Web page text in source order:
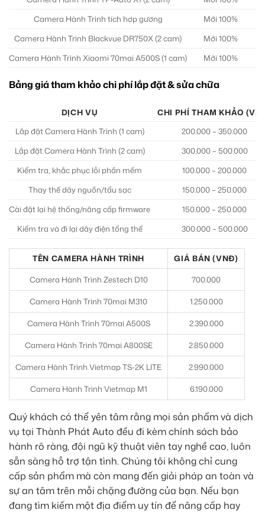
Camera Hành Trình tích hợp gương
Mới 100%
Camera Hành Trình Blackvue DR750X (2 cam)
Mới 100%
Camera Hành Trình Xiaomi 70mai A500S (1 cam)
Mới 100%
Bảng giá tham khảo chi phí lắp đặt & sửa chữa
DỊCH VỤ
CHI PHÍ THAM KHẢO
Lắp đặt Camera Hành Trình (1 cam)
200.000 – 350.000
Lắp đặt Camera Hành Trình (2 cam)
300.000 – 500.000
Kiểm tra, khắc phục lỗi phần mềm
100.000 – 200.000
Thay thế dây nguồn/tẩu sạc
150.000 – 250.000
Cài đặt lại hệ thống/nâng cấp firmware
150.000 – 250.000
Kiểm tra và đi lại dây điện tổng thể
300.000 – 500.000
TÊN CAMERA HÀNH TRÌNH
GIÁ BÁN (VNĐ)
Camera Hành Trình Zestech D10
700.000
Camera Hành Trình 70mai M310 1.250.000
Camera Hành Trình 70mai A500S 2.390.000
Camera Hành Trình 70mai A800SE 2.850.000
Camera Hành Trình Vietmap TS-2K LITE 2.990.000
Camera Hành Trình Vietmap M1 6.190.000
Quý khách có thể yên tâm rằng mọi sản phẩm và dịch
vụ tại Thành Phát Auto đều đi kèm chính sách bảo
hành rõ ràng, đội ngũ kỹ thuật viên tay nghề cao, luôn
sẵn sàng hỗ trợ tận tình. Chúng tôi không chỉ cung
cấp sản phẩm mà còn mang đến giải pháp an toàn và
sự an tâm trên mỗi chặng đường của bạn. Nếu bạn
đang tìm kiếm một địa điểm uy tín để nâng cấp hay